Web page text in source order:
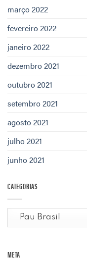
março 2022
fevereiro 2022
janeiro 2022
dezembro 2021
outubro 2021
setembro 2021
agosto 2021
julho 2021
junho 2021
CATEGORIAS
Categorias
META